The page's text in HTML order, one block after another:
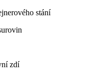
stání
zdí